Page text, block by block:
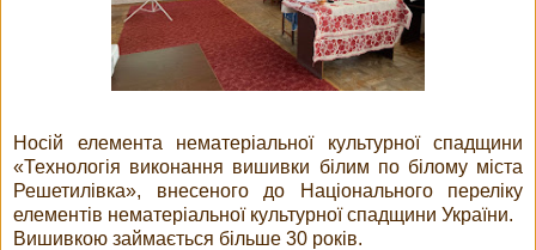
Носій елемента нематеріальної культурної спадщини
«Технологія виконання вишивки білим по білому міста
Решетилівка», внесеного до Національного переліку
елементів нематеріальної культурної спадщини України.
Вишивкою займається більше 30 років.